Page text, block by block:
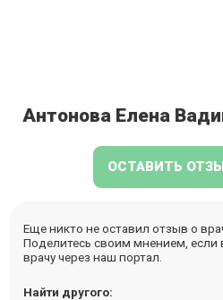
Антонова Елена
ОСТАВИТЬ
Еще никто не оставил отзыв о
Поделитесь своим мнением, если
врачу через наш портал.
Найти другого: